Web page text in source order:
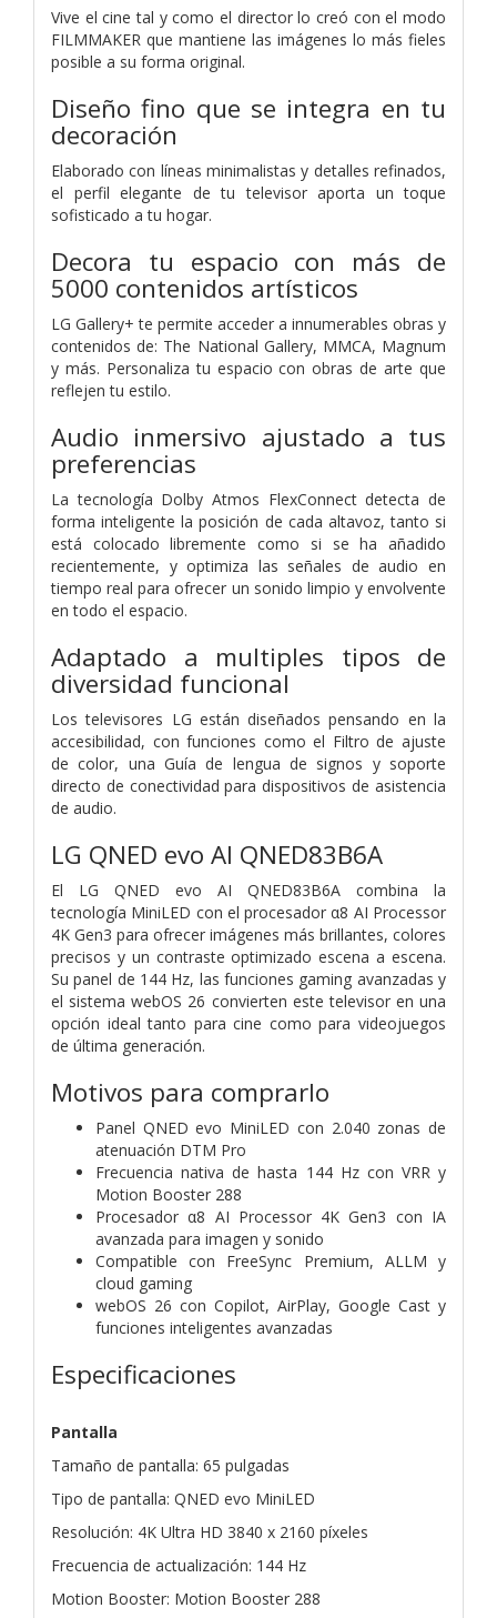
Vive el cine tal y como el director lo creó con el modo
FILMMAKER que mantiene las imágenes lo más fieles
posible a su forma original.
Diseño fino que se integra en tu
decoración
Elaborado con líneas minimalistas y detalles refinados,
el perfil elegante de tu televisor aporta un toque
sofisticado a tu hogar.
Decora tu espacio con más de
5000 contenidos artísticos
LG Gallery+ te permite acceder a innumerables obras y
contenidos de: The National Gallery, MMCA, Magnum
y más. Personaliza tu espacio con obras de arte que
reflejen tu estilo.
Audio inmersivo ajustado a tus
preferencias
La tecnología Dolby Atmos FlexConnect detecta de
forma inteligente la posición de cada altavoz, tanto si
está colocado libremente como si se ha añadido
recientemente, y optimiza las señales de audio en
tiempo real para ofrecer un sonido limpio y envolvente
en todo el espacio.
Adaptado a multiples tipos de
diversidad funcional
Los televisores LG están diseñados pensando en la
accesibilidad, con funciones como el Filtro de ajuste
de color, una Guía de lengua de signos y soporte
directo de conectividad para dispositivos de asistencia
de audio.
LG QNED evo AI QNED83B6A
El LG QNED evo AI QNED83B6A combina la
tecnología MiniLED con el procesador α8 AI Processor
4K Gen3 para ofrecer imágenes más brillantes, colores
precisos y un contraste optimizado escena a escena.
Su panel de 144 Hz, las funciones gaming avanzadas y
el sistema webOS 26 convierten este televisor en una
opción ideal tanto para cine como para videojuegos
de última generación.
Motivos para comprarlo
Panel QNED evo MiniLED con 2.040 zonas de
atenuación DTM Pro
Frecuencia nativa de hasta 144 Hz con VRR y
Motion Booster 288
Procesador α8 AI Processor 4K Gen3 con IA
avanzada para imagen y sonido
Compatible con FreeSync Premium, ALLM y
cloud gaming
webOS 26 con Copilot, AirPlay, Google Cast y
funciones inteligentes avanzadas
Especificaciones
Pantalla
Tamaño de pantalla: 65 pulgadas
Tipo de pantalla: QNED evo MiniLED
Resolución: 4K Ultra HD 3840 x 2160 píxeles
Frecuencia de actualización: 144 Hz
Motion Booster: Motion Booster 288